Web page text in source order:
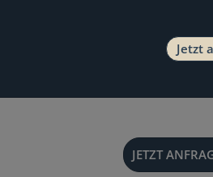
Jetzt
JETZT